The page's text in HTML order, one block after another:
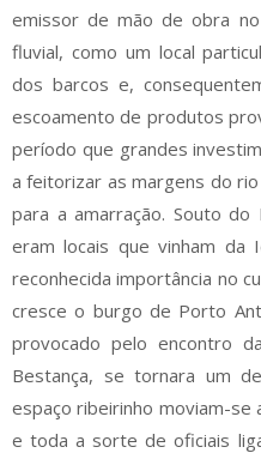
emissor de mão de obra
fluvial, como um local
dos barcos e,
escoamento de produtos
período que grandes
a feitorizar as margens do
para a amarração. Souto
eram locais que vinham da
reconhecida importância no
cresce o burgo de Porto
provocado pelo encontro
Bestança, se tornara um
espaço ribeirinho moviam-
e toda a sorte de oficiais